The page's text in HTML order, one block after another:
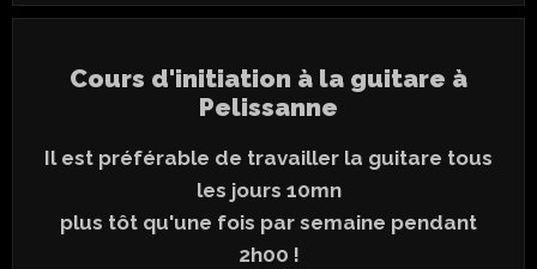
Cours d'initiation à la guitare à
Pelissanne
Il est préférable de travailler la guitare tous
les jours 10mn
plus tôt qu'une fois par semaine pendant
2h00 !